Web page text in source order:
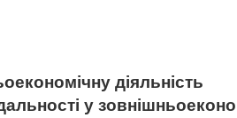
діяльність
у